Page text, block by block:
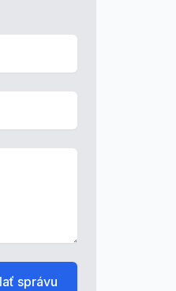
správu